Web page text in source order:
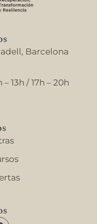
Barcelona
13h / 17h – 20h